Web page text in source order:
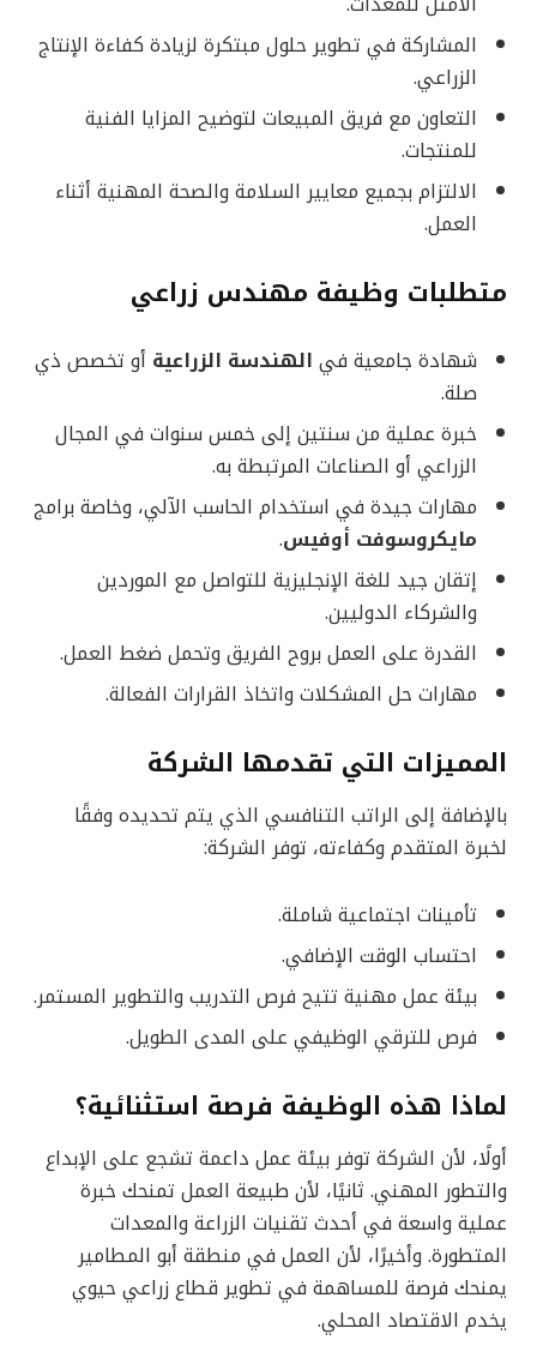
المشاركة في تطوير حلول مبتكرة لزيادة كفاءة الإنتاج
الزراعي.
التعاون مع فريق المبيعات لتوضيح المزايا الفنية
للمنتجات.
الالتزام بجميع معايير السلامة والصحة المهنية أثناء
العمل.
متطلبات وظيفة مهندس زراعي
شهادة جامعية في الهندسة الزراعية أو تخصص ذي
صلة.
خبرة عملية من سنتين إلى خمس سنوات في المجال
الزراعي أو الصناعات المرتبطة به.
مهارات جيدة في استخدام الحاسب الآلي، وخاصة برامج
مايكروسوفت أوفيس.
إتقان جيد للغة الإنجليزية للتواصل مع الموردين
والشركاء الدوليين.
القدرة على العمل بروح الفريق وتحمل ضغط العمل.
مهارات حل المشكلات واتخاذ القرارات الفعالة.
المميزات التي تقدمها الشركة
بالإضافة إلى الراتب التنافسي الذي يتم تحديده وفقًا
لخبرة المتقدم وكفاءته، توفر الشركة:
تأمينات اجتماعية شاملة.
احتساب الوقت الإضافي.
بيئة عمل مهنية تتيح فرص التدريب والتطوير المستمر.
فرص للترقي الوظيفي على المدى الطويل.
لماذا هذه الوظيفة فرصة استثنائية؟
أولًا، لأن الشركة توفر بيئة عمل داعمة تشجع على الإبداع
والتطور المهني. ثانيًا، لأن طبيعة العمل تمنحك خبرة
عملية واسعة في أحدث تقنيات الزراعة والمعدات
المتطورة. وأخيرًا، لأن العمل في منطقة أبو المطامير
يمنحك فرصة للمساهمة في تطوير قطاع زراعي حيوي
يخدم الاقتصاد المحلي.